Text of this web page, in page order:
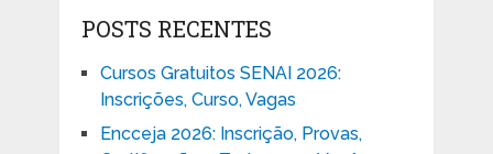
POSTS RECENTES
Cursos Gratuitos SENAI 2026:
Inscrições, Curso, Vagas
Encceja 2026: Inscrição, Provas,